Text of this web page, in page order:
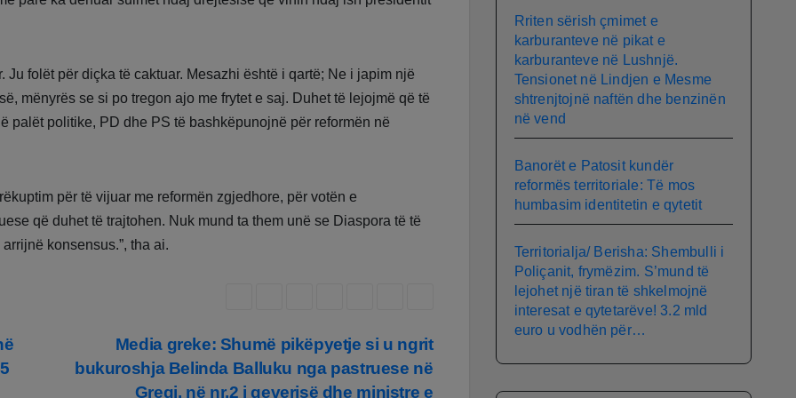
folët për diçka të caktuar. Mesazhi është i qartë; Ne i japim një
mënyrës se si po tregon ajo me frytet e saj. Duhet të lejojmë që të
palët politike, PD dhe PS të bashkëpunojnë për reformën në
për të vijuar me reformën zgjedhore, për votën e
që duhet të trajtohen. Nuk mund ta them unë se Diaspora të të
konsensus.”, tha ai.
Media greke: Shumë pikëpyetje si u ngrit
bukuroshja Belinda Balluku nga pastruese në
Greqi, në nr.2 i qeverisë dhe ministre e
Rriten sërish çmimet e
karburanteve në pikat e
karburanteve në Lushnjë.
Tensionet në Lindjen e Mesme
shtrenjtojnë naftën dhe benzinën
në vend
Banorët e Patosit kundër
reformës territoriale: Të mos
humbasim identitetin e qytetit
Territorialja/ Berisha: Shembulli i
Poliçanit, frymëzim. S’mund të
lejohet një tiran të shkelmojnë
interesat e qytetarëve! 3.2 mld
euro u vodhën për…